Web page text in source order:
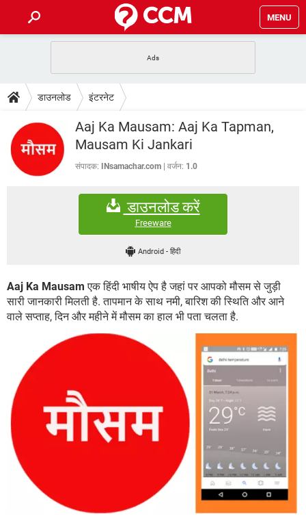
MENU
फोन पर अकाउंट बैलेंस चेक
WhatsApp Hack हो गया? Lucky Patcher यूज करें
टेक-स्पेशल
2020 के फ्री एंटीवायरस
बेस्ट फ्री ऑनलाइन गेम्स
डाउनलोड
Vidmate PUBG Mobile
WhatsRemoved+
FORUM
कंप्यूटर बस
डाउनलोड इंटरनेट
Aaj Ka Mausam: Aaj Ka Tapman,
Mausam Ki Jankari
संपादक: INsamachar.com वर्जन: 1.0
डाउनलोड करें
Freeware
Android - हिंदी
Aaj Ka Mausam एक हिंदी भाषीय ऐप है जहां पर आपको मौसम से जुड़ी
सारी जानकारी मिलती है. तापमान के साथ नमी, बारिश की स्थिति और आने
वाले सप्ताह, दिन और महीने में मौसम का हाल भी पता चलता है.